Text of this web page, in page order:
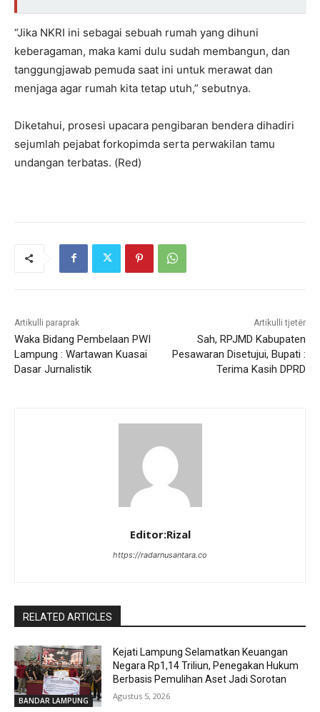
“Jika NKRI ini sebagai sebuah rumah yang dihuni
keberagaman, maka kami dulu sudah membangun, dan
tanggungjawab pemuda saat ini untuk merawat dan
menjaga agar rumah kita tetap utuh,” sebutnya.
Diketahui, prosesi upacara pengibaran bendera dihadiri
sejumlah pejabat forkopimda serta perwakilan tamu
undangan terbatas. (Red)
Artikulli paraprak
Waka Bidang Pembelaan PWI
Lampung : Wartawan Kuasai
Dasar Jurnalistik
Artikulli tjetër
Sah, RPJMD Kabupaten
Pesawaran Disetujui, Bupati :
Terima Kasih DPRD
Editor:Rizal
https://radarnusantara.co
RELATED ARTICLES
BANDAR LAMPUNG
Kejati Lampung Selamatkan Keuangan
Negara Rp1,14 Triliun, Penegakan Hukum
Berbasis Pemulihan Aset Jadi Sorotan
Agustus 5, 2026